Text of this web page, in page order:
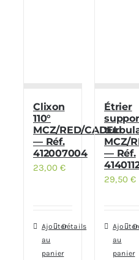
Clixon
110°
MCZ/RED/CADEL
— Réf.
412007004
23,00€
Ajouter
au
panier
Détails
Étrier
MCZ/
— Réf.
29,50€
Ajouter
au
panier